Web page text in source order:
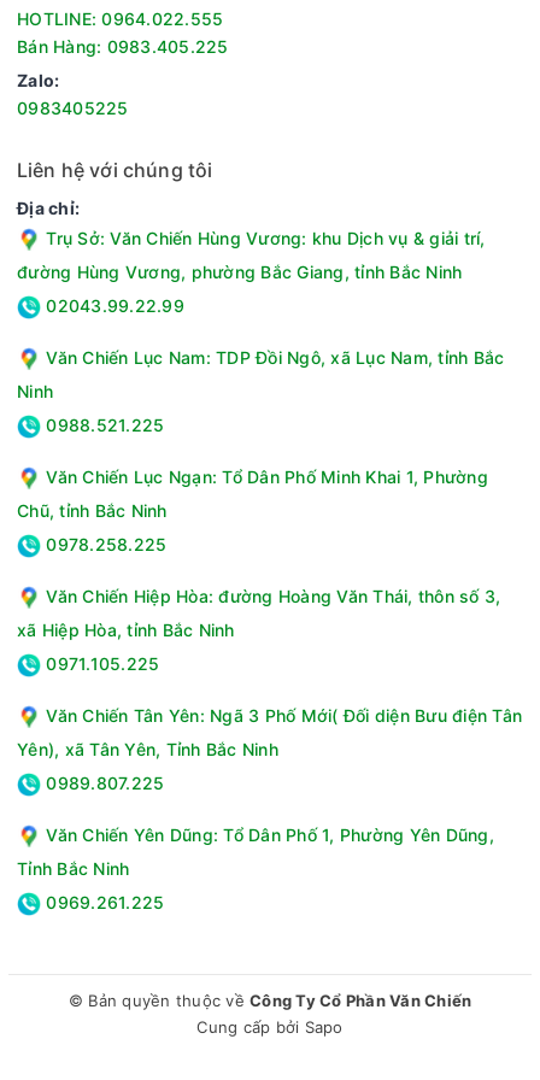
Thời gian bảo hành:12 Tháng
Loại nồi:Nồi áp suất điện
Công suất:1000W
Dung tích:6 Lít
súp, cháo, giữ ấm...
Chất liệu vỏ ngoài:Inox
Chất liệu lòng nồi:Phủ chống dính Whitford (USA)
Chức năng khác:Tự động xả khi áp suất quá cao, khóa
chặt nắp khi trong nồi còn nhiều áp suất, tự động ngắt khi
nhiệt độ quá cao
HOTLINE: 0964.022.555
Bán Hàng: 0983.405.225
Zalo:
0983405225
Liên hệ với chúng tôi
Địa chỉ:
Trụ Sở: Văn Chiến Hùng Vương: khu Dịch vụ & giải trí,
đường Hùng Vương, phường Bắc Giang, tỉnh Bắc Ninh
02043.99.22.99
Văn Chiến Lục Nam: TDP Đồi Ngô, xã Lục Nam, tỉnh Bắc
Ninh
0988.521.225
Văn Chiến Lục Ngạn: Tổ Dân Phố Minh Khai 1, Phường
Chũ, tỉnh Bắc Ninh
0978.258.225
Văn Chiến Hiệp Hòa: đường Hoàng Văn Thái, thôn số 3,
xã Hiệp Hòa, tỉnh Bắc Ninh
0971.105.225
Văn Chiến Tân Yên: Ngã 3 Phố Mới( Đối diện Bưu điện Tân
Yên), xã Tân Yên, Tỉnh Bắc Ninh
0989.807.225
Văn Chiến Yên Dũng: Tổ Dân Phố 1, Phường Yên Dũng,
Tỉnh Bắc Ninh
0969.261.225
© Bản quyền thuộc về Công Ty Cổ Phần Văn Chiến
Cung cấp bởi Sapo